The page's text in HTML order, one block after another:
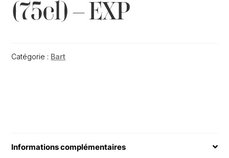
(75cl) – EXP
Catégorie : Bart
Informations complémentaires